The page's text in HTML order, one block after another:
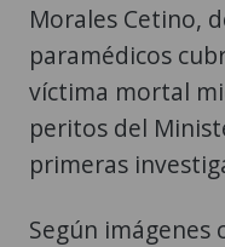
Morales Cetino,
paramédicos
víctima mortal
peritos del
primeras
Según